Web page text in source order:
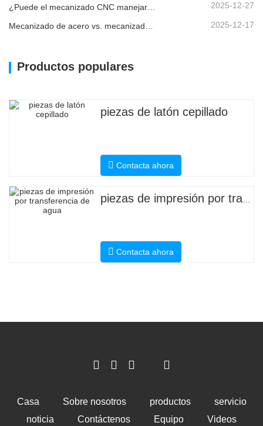
2025-12-27
2025-12-17
Productos populares
piezas de latón cepillado
Contacta ahora
Contacta ahora
Casa Sobre nosotros productos
servicio
noticia
Contáctenos Equipo Videos